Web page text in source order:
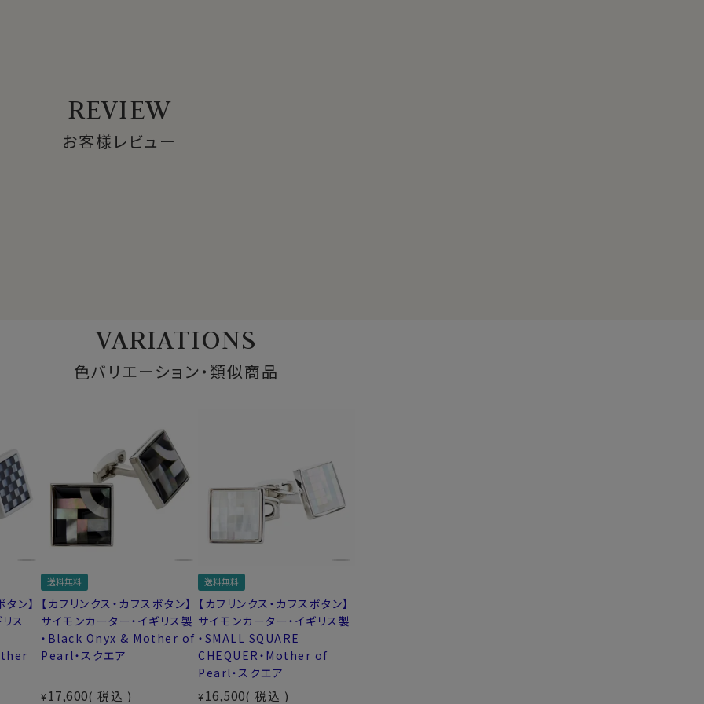
REVIEW
お客様レビュー
VARIATIONS
色バリエーション・類似商品
ン】
ス
【カフリンクス・カフスボタン】
サイモンカーター・イギリス製
・Black Onyx & Mother of
Pearl・スクエア
送料無料
¥ 17,600 税込
【カフリンクス・カフスボタン】
サイモンカーター・イギリス製
・SMALL SQUARE
CHEQUER・Mother of
Pearl・スクエア
送料無料
¥ 16,500 税込